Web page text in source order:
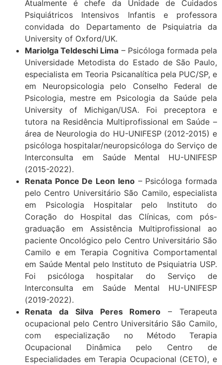
Atualmente é chefe da Unidade de Cuidados
Psiquiátricos Intensivos Infantis e professora
convidada do Departamento de Psiquiatria da
University of Oxford/UK.
Mariolga Teldeschi Lima – Psicóloga formada pela
Universidade Metodista do Estado de São Paulo,
especialista em Teoria Psicanalítica pela PUC/SP, e
em Neuropsicologia pelo Conselho Federal de
Psicologia, mestre em Psicologia da Saúde pela
University of Michigan/USA. Foi preceptora e
tutora na Residência Multiprofissional em Saúde –
área de Neurologia do HU-UNIFESP (2012-2015) e
psicóloga hospitalar/neuropsicóloga do Serviço de
Interconsulta em Saúde Mental HU-UNIFESP
(2015-2022).
Renata Ponce De Leon Ieno– Psicóloga formada
pelo Centro Universitário São Camilo, especialista
em Psicologia Hospitalar pelo Instituto do
Coração do Hospital das Clínicas, com pós-
graduação em Assistência Multiprofissional ao
paciente Oncológico pelo Centro Universitário São
Camilo e em Terapia Cognitiva Comportamental
em Saúde Mental pelo Instituto de Psiquiatria USP.
Foi psicóloga hospitalar do Serviço de
Interconsulta em Saúde Mental HU-UNIFESP
(2019-2022).
Renata da Silva Peres Romero – Terapeuta
ocupacional pelo Centro Universitário São Camilo,
com especialização no Método Terapia
Ocupacional Dinâmica pelo Centro de
Especialidades em Terapia Ocupacional (CETO), e